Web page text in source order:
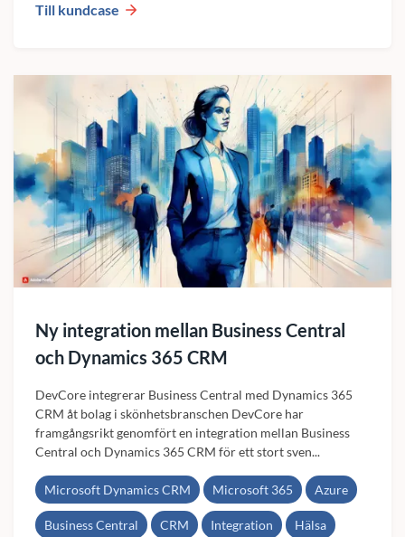
Till kundcase
Ny integration mellan Business Central
och Dynamics 365 CRM
DevCore integrerar Business Central med Dynamics 365
CRM åt bolag i skönhetsbranschen DevCore har
framgångsrikt genomfört en integration mellan Business
Central och Dynamics 365 CRM för ett stort sven...
Microsoft Dynamics CRM Microsoft 365 Azure
Business Central CRM Integration Hälsa